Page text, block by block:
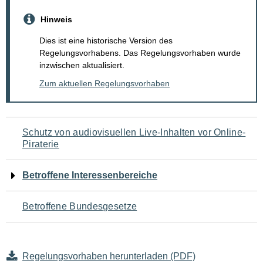
Hinweis
Dies ist eine historische Version des
Regelungsvorhabens. Das Regelungsvorhaben wurde
inzwischen aktualisiert.
Zum aktuellen Regelungsvorhaben
Navigation
für
den
Seiteninhalt
Schutz von audiovisuellen Live-Inhalten vor Online-
Piraterie
Betroffene Interessenbereiche
Betroffene Bundesgesetze
Regelungsvorhaben herunterladen (PDF)